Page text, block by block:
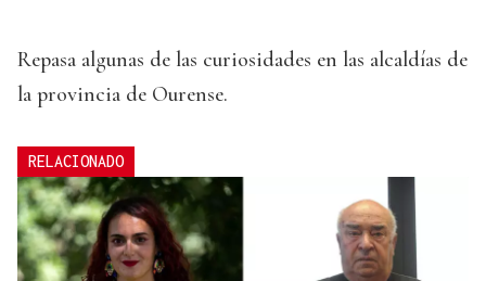
Repasa algunas de las curiosidades en las alcaldías de
la provincia de Ourense.
RELACIONADO